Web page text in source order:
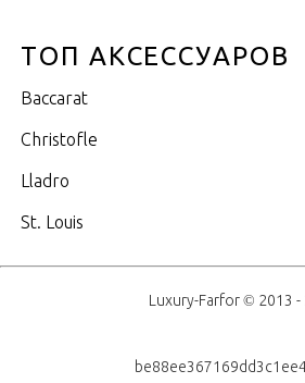
ТОП АКСЕССУАРОВ
Baccarat
Christofle
Lladro
St. Louis
Luxury-Farfor © 2013 -